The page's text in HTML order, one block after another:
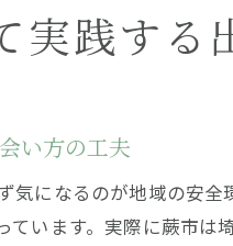
令和時
令
相
実践する
い方の工夫
気になるのが地域の安
ています。実際に蕨市